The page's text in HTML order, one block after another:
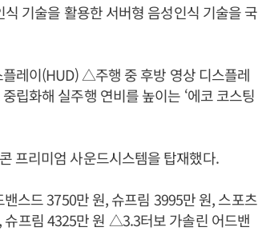
기술을 활용한 서버형 음성인식 기술을 국
레이(HUD) △주행 중 후방 영상 디스플레
립화해 실주행 연비를 높이는 ‘에코 코스팅
프리미엄 사운드시스템을 탑재했다.
스드 3750만 원, 슈프림 3995만 원, 스포츠
프림 4325만 원 △3.3터보 가솔린 어드밴